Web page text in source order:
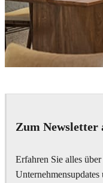
Zum Newsletter
Erfahren Sie alles